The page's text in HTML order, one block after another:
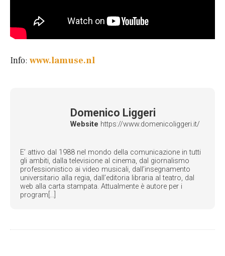
Info: www.lamuse.nl
Domenico Liggeri
Website https://www.domenicoliggeri.it/
E’ attivo dal 1988 nel mondo della comunicazione in tutti
gli ambiti, dalla televisione al cinema, dal giornalismo
professionistico ai video musicali, dall’insegnamento
universitario alla regia, dall’editoria libraria al teatro, dal
web alla carta stampata. Attualmente è autore per i
program[...]